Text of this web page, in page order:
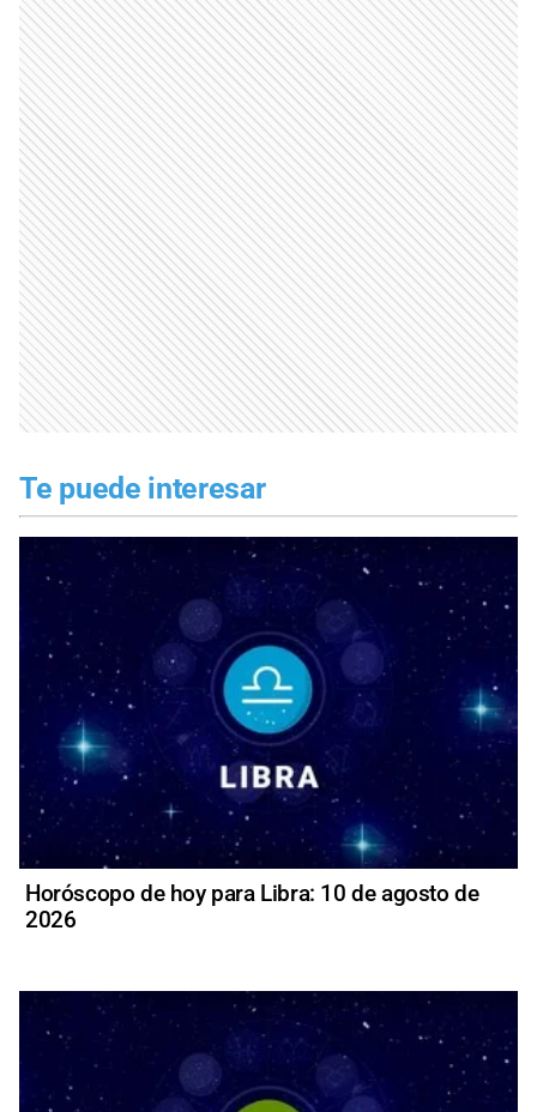
Te puede interesar
Horóscopo de hoy para Libra: 10 de agosto de
2026